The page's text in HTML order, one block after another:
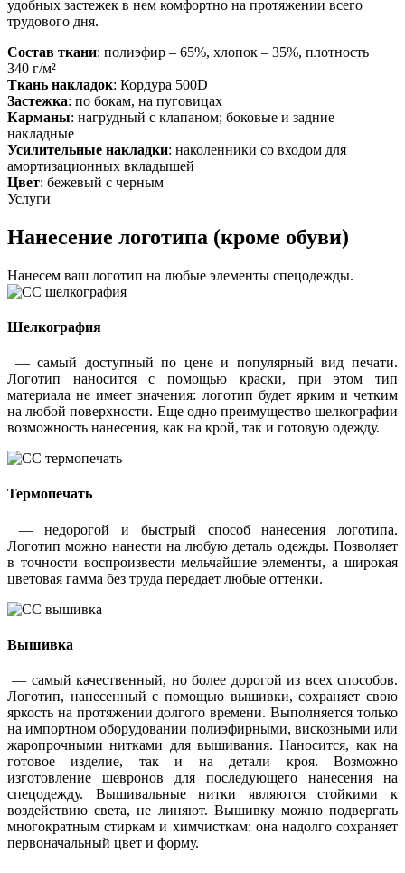
удобных застежек в нем комфортно на протяжении всего
трудового дня.
Состав ткани: полиэфир – 65%, хлопок – 35%, плотность
340 г/м²
Ткань накладок: Кордура 500D
Застежка: по бокам, на пуговицах
Карманы: нагрудный с клапаном; боковые и задние
накладные
Усилительные накладки: наколенники со входом для
амортизационных вкладышей
Цвет: бежевый с черным
Услуги
Нанесение логотипа (кроме обуви)
Нанесем ваш логотип на любые элементы спецодежды.
Шелкография
— самый доступный по цене и популярный вид печати.
Логотип наносится с помощью краски, при этом тип
материала не имеет значения: логотип будет ярким и четким
на любой поверхности. Еще одно преимущество шелкографии
возможность нанесения, как на крой, так и готовую одежду.
Термопечать
— недорогой и быстрый способ нанесения логотипа.
Логотип можно нанести на любую деталь одежды. Позволяет
в точности воспроизвести мельчайшие элементы, а широкая
цветовая гамма без труда передает любые оттенки.
Вышивка
— самый качественный, но более дорогой из всех способов.
Логотип, нанесенный с помощью вышивки, сохраняет свою
яркость на протяжении долгого времени. Выполняется только
на импортном оборудовании полиэфирными, вискозными или
жаропрочными нитками для вышивания. Наносится, как на
готовое изделие, так и на детали кроя. Возможно
изготовление шевронов для последующего нанесения на
спецодежду. Вышивальные нитки являются стойкими к
воздействию света, не линяют. Вышивку можно подвергать
многократным стиркам и химчисткам: она надолго сохраняет
первоначальный цвет и форму.